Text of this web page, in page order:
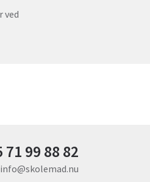
ved
99 88 82
info@skolemad.nu